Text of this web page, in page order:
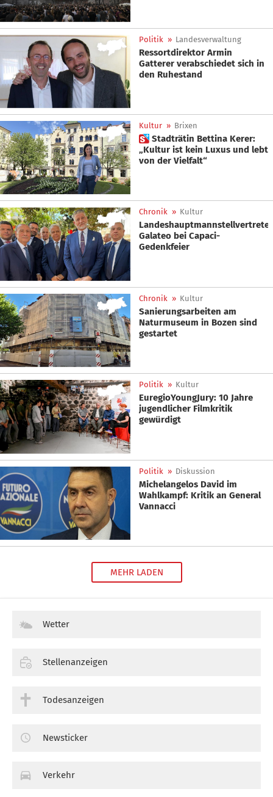
Politik » Landesverwaltung
Ressortdirektor Armin
Gatterer verabschiedet sich in
den Ruhestand
Kultur » Brixen
 Stadträtin Bettina Kerer:
„Kultur ist kein Luxus und lebt
von der Vielfalt“
Chronik » Kultur
Landeshauptmannstellvertreter
Galateo bei Capaci-
Gedenkfeier
Chronik » Kultur
Sanierungsarbeiten am
Naturmuseum in Bozen sind
gestartet
Politik » Kultur
EuregioYoungJury: 10 Jahre
jugendlicher Filmkritik
gewürdigt
Politik » Diskussion
Michelangelos David im
Wahlkampf: Kritik an General
Vannacci
MEHR LADEN
Wetter
Stellenanzeigen
Todesanzeigen
Newsticker
Verkehr